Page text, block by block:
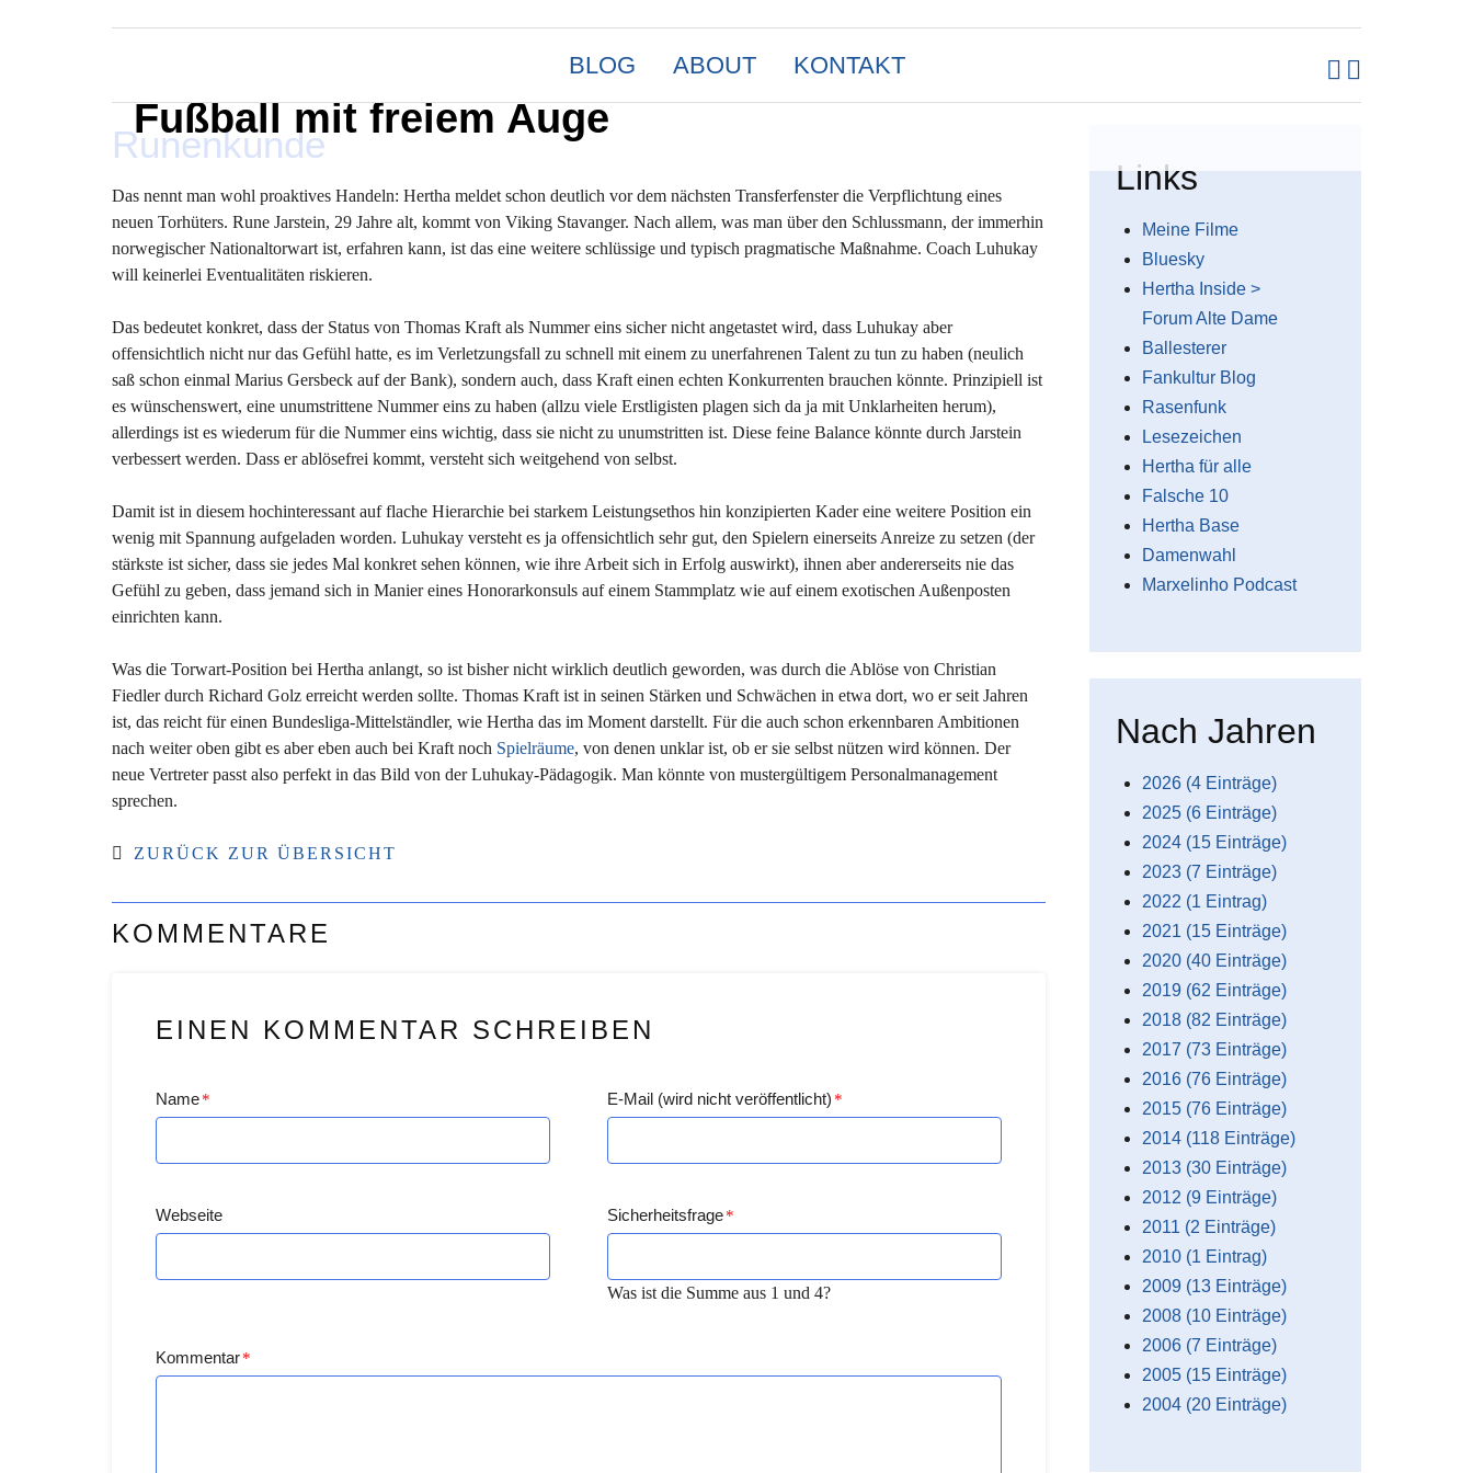
Fußball mit freiem Auge
BLOG ABOUT KONTAKT
Runenkunde
Das nennt man wohl proaktives Handeln: Hertha meldet schon deutlich vor dem nächsten Transferfenster die Verpflichtung eines
neuen Torhüters. Rune Jarstein, 29 Jahre alt, kommt von Viking Stavanger. Nach allem, was man über den Schlussmann, der immerhin
norwegischer Nationaltorwart ist, erfahren kann, ist das eine weitere schlüssige und typisch pragmatische Maßnahme. Coach Luhukay
will keinerlei Eventualitäten riskieren.
Das bedeutet konkret, dass der Status von Thomas Kraft als Nummer eins sicher nicht angetastet wird, dass Luhukay aber
offensichtlich nicht nur das Gefühl hatte, es im Verletzungsfall zu schnell mit einem zu unerfahrenen Talent zu tun zu haben (neulich
saß schon einmal Marius Gersbeck auf der Bank), sondern auch, dass Kraft einen echten Konkurrenten brauchen könnte. Prinzipiell ist
es wünschenswert, eine unumstrittene Nummer eins zu haben (allzu viele Erstligisten plagen sich da ja mit Unklarheiten herum),
allerdings ist es wiederum für die Nummer eins wichtig, dass sie nicht zu unumstritten ist. Diese feine Balance könnte durch Jarstein
verbessert werden. Dass er ablösefrei kommt, versteht sich weitgehend von selbst.
Damit ist in diesem hochinteressant auf flache Hierarchie bei starkem Leistungsethos hin konzipierten Kader eine weitere Position ein
wenig mit Spannung aufgeladen worden. Luhukay versteht es ja offensichtlich sehr gut, den Spielern einerseits Anreize zu setzen (der
stärkste ist sicher, dass sie jedes Mal konkret sehen können, wie ihre Arbeit sich in Erfolg auswirkt), ihnen aber andererseits nie das
Gefühl zu geben, dass jemand sich in Manier eines Honorarkonsuls auf einem Stammplatz wie auf einem exotischen Außenposten
einrichten kann.
Was die Torwart-Position bei Hertha anlangt, so ist bisher nicht wirklich deutlich geworden, was durch die Ablöse von Christian
Fiedler durch Richard Golz erreicht werden sollte. Thomas Kraft ist in seinen Stärken und Schwächen in etwa dort, wo er seit Jahren
ist, das reicht für einen Bundesliga-Mittelständler, wie Hertha das im Moment darstellt. Für die auch schon erkennbaren Ambitionen
nach weiter oben gibt es aber eben auch bei Kraft noch Spielräume, von denen unklar ist, ob er sie selbst nützen wird können. Der
neue Vertreter passt also perfekt in das Bild von der Luhukay-Pädagogik. Man könnte von mustergültigem Personalmanagement
sprechen.
ZURÜCK ZUR ÜBERSICHT
KOMMENTARE
EINEN KOMMENTAR SCHREIBEN
Name* E-Mail (wird nicht veröffentlicht) *
Webseite Sicherheitsfrage *
Was ist die Summe aus 1 und 4?
Kommentar*
Links
Meine Filme
Bluesky
Hertha Inside >
Forum Alte Dame
Ballesterer
Fankultur Blog
Rasenfunk
Lesezeichen
Hertha für alle
Falsche 10
Hertha Base
Damenwahl
Marxelinho Podcast
Nach Jahren
2026 (4 Einträge)
2025 (6 Einträge)
2024 (15 Einträge)
2023 (7 Einträge)
2022 (1 Eintrag)
2021 (15 Einträge)
2020 (40 Einträge)
2019 (62 Einträge)
2018 (82 Einträge)
2017 (73 Einträge)
2016 (76 Einträge)
2015 (76 Einträge)
2014 (118 Einträge)
2013 (30 Einträge)
2012 (9 Einträge)
2011 (2 Einträge)
2010 (1 Eintrag)
2009 (13 Einträge)
2008 (10 Einträge)
2006 (7 Einträge)
2005 (15 Einträge)
2004 (20 Einträge)